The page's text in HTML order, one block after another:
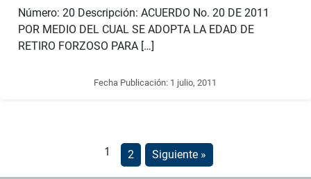
Número: 20 Descripción: ACUERDO No. 20 DE 2011
POR MEDIO DEL CUAL SE ADOPTA LA EDAD DE
RETIRO FORZOSO PARA […]
Fecha Publicación: 1 julio, 2011
1 2 Siguiente »